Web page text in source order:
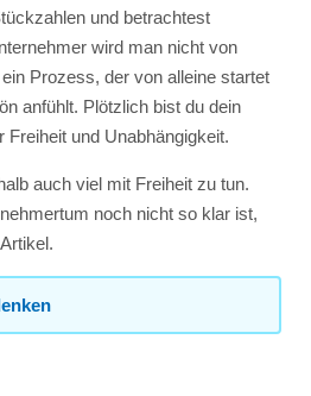
und betrachtest
wird man nicht von
Prozess, der von alleine startet
anfühlt. Plötzlich bist du dein
Freiheit und Unabhängigkeit.
auch viel mit Freiheit zu tun.
noch nicht so klar ist,